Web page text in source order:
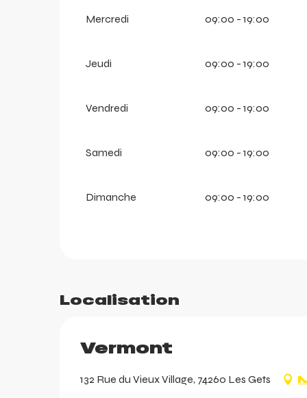
Mercredi 09:00 - 19:00
Jeudi 09:00 - 19:00
Vendredi 09:00 - 19:00
Samedi 09:00 - 19:00
Dimanche 09:00 - 19:00
Localisation
Vermont
132 Rue du Vieux Village, 74260 Les Gets